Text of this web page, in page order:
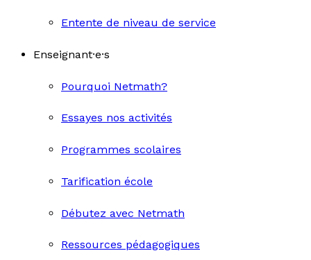
Entente de niveau de service
Enseignant·e·s
Pourquoi Netmath?
Essayes nos activités
Programmes scolaires
Tarification école
Débutez avec Netmath
Ressources pédagogiques